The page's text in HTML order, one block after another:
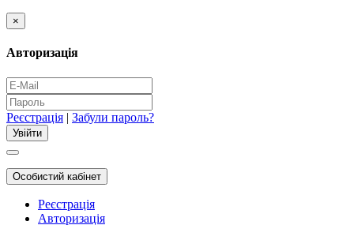
×
Авторизація
Реєстрація | Забули пароль?
Особистий кабінет
Реєстрація
Авторизація